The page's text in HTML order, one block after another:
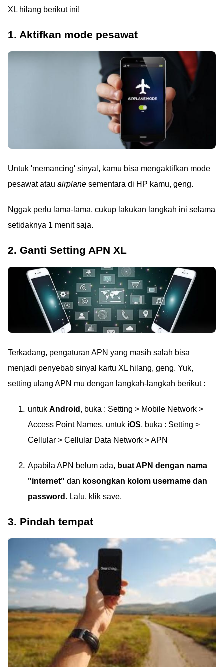
XL hilang berikut ini!
1. Aktifkan mode pesawat
Untuk 'memancing' sinyal, kamu bisa mengaktifkan mode
pesawat atau airplane sementara di HP kamu, geng.
Nggak perlu lama-lama, cukup lakukan langkah ini selama
setidaknya 1 menit saja.
2. Ganti Setting APN XL
Terkadang, pengaturan APN yang masih salah bisa
menjadi penyebab sinyal kartu XL hilang, geng. Yuk,
setting ulang APN mu dengan langkah-langkah berikut :
untuk Android , buka : Setting > Mobile Network >
Access Point Names. untuk iOS, buka : Setting >
Cellular > Cellular Data Network > APN
Apabila APN belum ada, buat APN dengan nama
"internet" dan kosongkan kolom username dan
password . Lalu, klik save.
3. Pindah tempat